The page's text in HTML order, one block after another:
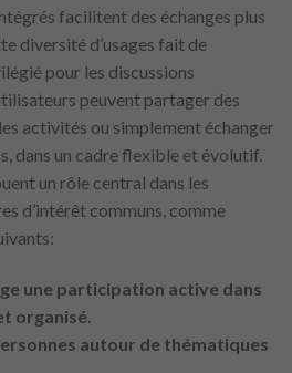
facilitent des échanges plus
diversité d’usages fait de
pour les discussions
peuvent partager des
activités ou simplement échanger
dans un cadre flexible et évolutif.
un rôle central dans les
d’intérêt communs, comme
une participation active dans
organisé.
autour de thématiques